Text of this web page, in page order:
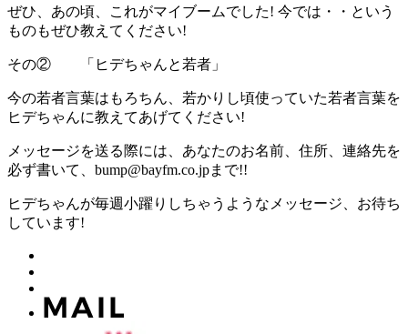
ぜひ、あの頃、これがマイブームでした! 今では・・という
ものもぜひ教えてください!
その② 「ヒデちゃんと若者」
今の若者言葉はもろちん、若かりし頃使っていた若者言葉を
ヒデちゃんに教えてあげてください!
メッセージを送る際には、あなたのお名前、住所、連絡先を
必ず書いて、bump@bayfm.co.jpまで!!
ヒデちゃんが毎週小躍りしちゃうようなメッセージ、お待ち
しています!